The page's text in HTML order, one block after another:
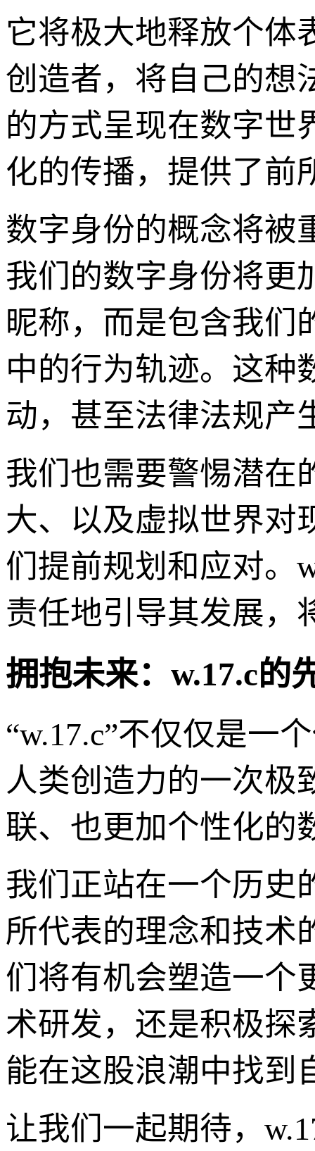
它将极大地释放个体
创造者，将自己的想
的方式呈现在数字世
化的传播，提供了前
数字身份的概念将被
我们的数字身份将更
昵称，而是包含我们
中的行为轨迹。这种
动，甚至法律法规产
我们也需要警惕潜在
大、以及虚拟世界对
们提前规划和应对。
责任地引导其发展，
拥抱未来：w.17.c的
“w.17.c”不仅仅是一
人类创造力的一次极
联、也更加个性化的
我们正站在一个历史
所代表的理念和技术
们将有机会塑造一个
术研发，还是积极探
能在这股浪潮中找到
让我们一起期待，